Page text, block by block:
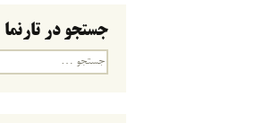
جستجو در تارنما
جستجو